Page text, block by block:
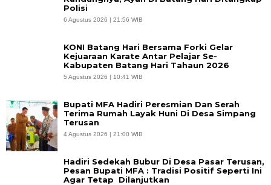
Polisi
6 Agustus 2026 | 21:56 WIB
KONI Batang Hari Bersama Forki Gelar
Kejuaraan Karate Antar Pelajar Se-
Kabupaten Batang Hari Tahaun 2026
5 Agustus 2026 | 10:41 WIB
Bupati MFA Hadiri Peresmian Dan Serah
Terima Rumah Layak Huni Di Desa Simpang
Terusan
4 Agustus 2026 | 21:00 WIB
Hadiri Sedekah Bubur Di Desa Pasar Terusan,
Pesan Bupati MFA : Tradisi Positif Seperti Ini
Agar Tetap Dilanjutkan